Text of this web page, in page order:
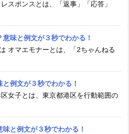
スポンスとは、「返事」「応答」
意味と例文が３秒でわかる！
オマエモナーとは、「2ちゃんねる
と例文が３秒でわかる！
区女子とは、東京都港区を行動範囲の
味と例文が３秒でわかる！